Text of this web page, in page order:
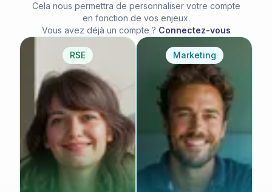
Cela nous permettra de personnaliser votre compte
en fonction de vos enjeux.
Vous avez déjà un compte ? Connectez-vous
RSE Marketing